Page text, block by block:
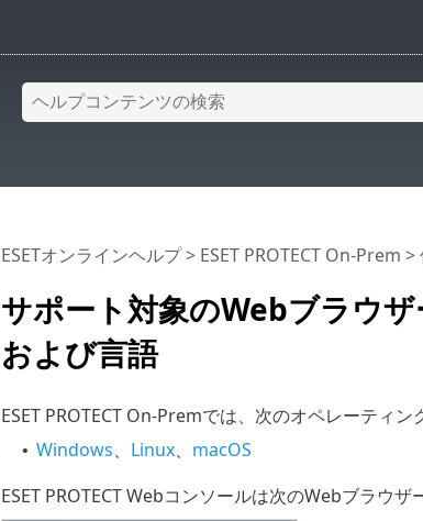
サポート対象のWebブラウ
および言語
ESETオンラインヘルプ> ESET PROTECT On-Prem >
ESET PROTECT On-Premでは、次のオペレーティン
• Windows、 Linux、 macOS
ESET PROTECT Webコンソールは次のWebブラウザ